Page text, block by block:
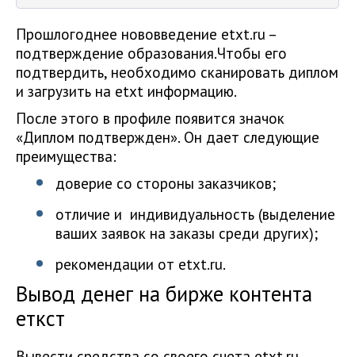
Прошлогоднее нововведение etxt.ru –
подтверждение образования.Чтобы его
подтвердить, необходимо сканировать диплом
и загрузить на etxt информацию.
После этого в профиле появится значок
«Диплом подтвержден». Он дает следующие
преимущества:
доверие со стороны заказчиков;
отличие и индивидуальность (выделение
ваших заявок на заказы среди других);
рекомендации от etxt.ru.
Вывод денег на бирже контента
еткст